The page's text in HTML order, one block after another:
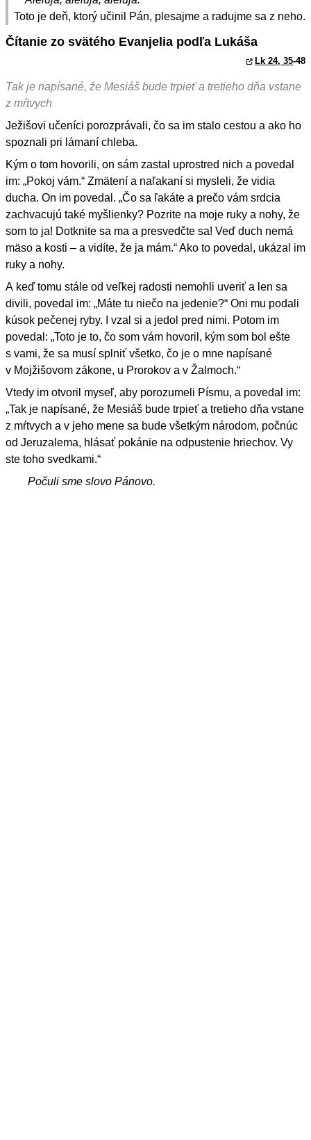
Toto je deň, ktorý učinil Pán, plesajme a radujme sa z neho.
Čítanie zo svätého Evanjelia podľa Lukáša
Lk 24, 35-48
Tak je napísané, že Mesiáš bude trpieť a tretieho dňa vstane
z mŕtvych
Ježišovi učeníci porozprávali, čo sa im stalo cestou a ako ho
spoznali pri lámaní chleba.
Kým o tom hovorili, on sám zastal uprostred nich a povedal
im: „Pokoj vám.“ Zmätení a naľakaní si mysleli, že vidia
ducha. On im povedal. „Čo sa ľakáte a prečo vám srdcia
zachvacujú také myšlienky? Pozrite na moje ruky a nohy, že
som to ja! Dotknite sa ma a presvedčte sa! Veď duch nemá
mäso a kosti – a vidíte, že ja mám.“ Ako to povedal, ukázal im
ruky a nohy.
A keď tomu stále od veľkej radosti nemohli uveriť a len sa
divili, povedal im: „Máte tu niečo na jedenie?“ Oni mu podali
kúsok pečenej ryby. I vzal si a jedol pred nimi. Potom im
povedal: „Toto je to, čo som vám hovoril, kým som bol ešte
s vami, že sa musí splniť všetko, čo je o mne napísané
v Mojžišovom zákone, u Prorokov a v Žalmoch.“
Vtedy im otvoril myseľ, aby porozumeli Písmu, a povedal im:
„Tak je napísané, že Mesiáš bude trpieť a tretieho dňa vstane
z mŕtvych a v jeho mene sa bude všetkým národom, počnúc
od Jeruzalema, hlásať pokánie na odpustenie hriechov. Vy
ste toho svedkami.“
Počuli sme slovo Pánovo.